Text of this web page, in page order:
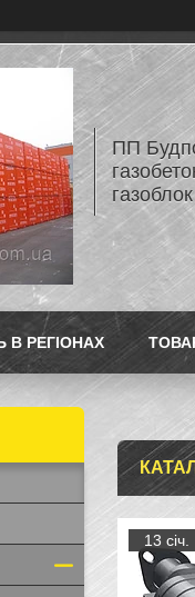
ПП
газоблок
В РЕГІОНАХ
13 січ.